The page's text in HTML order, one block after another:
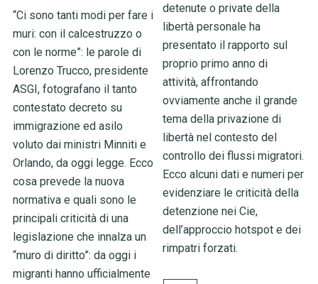
“Ci sono tanti modi per fare i
muri: con il calcestruzzo o
con le norme”: le parole di
Lorenzo Trucco, presidente
ASGI, fotografano il tanto
contestato decreto su
immigrazione ed asilo
voluto dai ministri Minniti e
Orlando, da oggi legge. Ecco
cosa prevede la nuova
normativa e quali sono le
principali criticità di una
legislazione che innalza un
“muro di diritto”: da oggi i
migranti hanno ufficialmente
detenute o private della
libertà personale ha
presentato il rapporto sul
proprio primo anno di
attività, affrontando
ovviamente anche il grande
tema della privazione di
libertà nel contesto del
controllo dei flussi migratori.
Ecco alcuni dati e numeri per
evidenziare le criticità della
detenzione nei Cie,
dell’approccio hotspot e dei
rimpatri forzati.